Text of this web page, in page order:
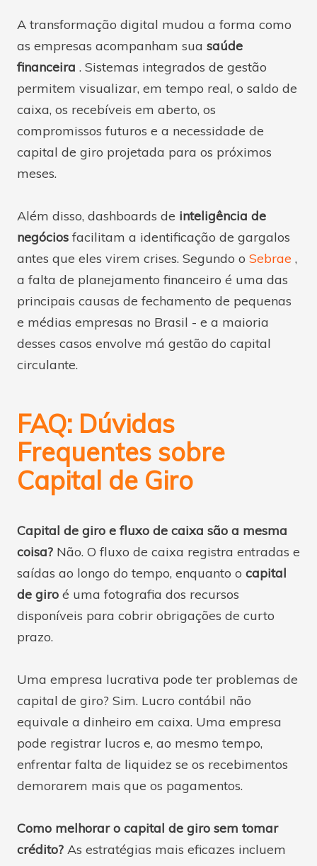
A transformação digital mudou a forma como
as empresas acompanham sua saúde
financeira . Sistemas integrados de gestão
permitem visualizar, em tempo real, o saldo de
caixa, os recebíveis em aberto, os
compromissos futuros e a necessidade de
capital de giro projetada para os próximos
meses.
Além disso, dashboards de inteligência de
negócios facilitam a identificação de gargalos
antes que eles virem crises. Segundo o Sebrae ,
a falta de planejamento financeiro é uma das
principais causas de fechamento de pequenas
e médias empresas no Brasil - e a maioria
desses casos envolve má gestão do capital
circulante.
FAQ: Dúvidas
Frequentes sobre
Capital de Giro
Capital de giro e fluxo de caixa são a mesma
coisa? Não. O fluxo de caixa registra entradas e
saídas ao longo do tempo, enquanto o capital
de giro é uma fotografia dos recursos
disponíveis para cobrir obrigações de curto
prazo.
Uma empresa lucrativa pode ter problemas de
capital de giro? Sim. Lucro contábil não
equivale a dinheiro em caixa. Uma empresa
pode registrar lucros e, ao mesmo tempo,
enfrentar falta de liquidez se os recebimentos
demorarem mais que os pagamentos.
Como melhorar o capital de giro sem tomar
crédito? As estratégias mais eficazes incluem